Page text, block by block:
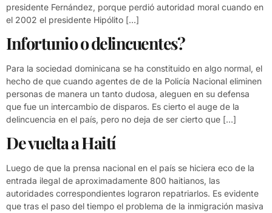
presidente Fernández, porque perdió autoridad moral cuando en
el 2002 el presidente Hipólito […]
Infortunio o delincuentes?
Para la sociedad dominicana se ha constituido en algo normal, el
hecho de que cuando agentes de de la Policía Nacional eliminen
personas de manera un tanto dudosa, aleguen en su defensa
que fue un intercambio de disparos. Es cierto el auge de la
delincuencia en el país, pero no deja de ser cierto que […]
De vuelta a Haití
Luego de que la prensa nacional en el país se hiciera eco de la
entrada ilegal de aproximadamente 800 haitianos, las
autoridades correspondientes lograron repatriarlos. Es evidente
que tras el paso del tiempo el problema de la inmigración masiva